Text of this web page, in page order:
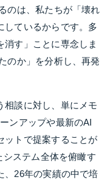
のは、私たちが「壊れ
しているからです。多
消す」ことに専念しま
のか」を分析し、再発
相談に対し、単にメモ
ンアップや最新のAI
ットで提案することが
ステム全体を俯瞰す
、26年の実績の中で培